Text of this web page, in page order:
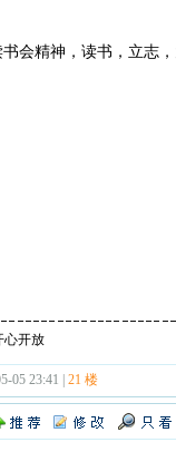
会精神，读书，立志
心开放
05 23:41 | 21 楼